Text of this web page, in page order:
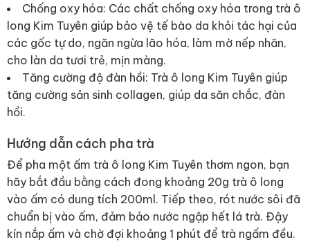
Chống oxy hóa: Các chất chống oxy hóa trong trà ô
long Kim Tuyên giúp bảo vệ tế bào da khỏi tác hại của
các gốc tự do, ngăn ngừa lão hóa, làm mờ nếp nhăn,
cho làn da tươi trẻ, mịn màng.
Tăng cường độ đàn hồi: Trà ô long Kim Tuyên giúp
tăng cường sản sinh collagen, giúp da săn chắc, đàn
hồi.
Hướng dẫn cách pha trà
Để pha một ấm trà ô long Kim Tuyên thơm ngon, bạn
hãy bắt đầu bằng cách đong khoảng 20g trà ô long
vào ấm có dung tích 200ml. Tiếp theo, rót nước sôi đã
chuẩn bị vào ấm, đảm bảo nước ngập hết lá trà. Đậy
kín nắp ấm và chờ đợi khoảng 1 phút để trà ngấm đều.